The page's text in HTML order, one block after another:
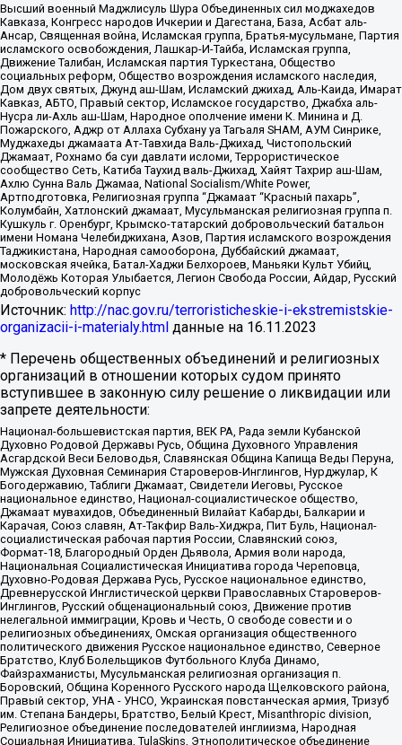
Высший военный Маджлисуль Шура Объединенных сил моджахедов
Кавказа, Конгресс народов Ичкерии и Дагестана, База, Асбат аль-
Ансар, Священная война, Исламская группа, Братья-мусульмане, Партия
исламского освобождения, Лашкар-И-Тайба, Исламская группа,
Движение Талибан, Исламская партия Туркестана, Общество
социальных реформ, Общество возрождения исламского наследия,
Дом двух святых, Джунд аш-Шам, Исламский джихад, Аль-Каида, Имарат
Кавказ, АБТО, Правый сектор, Исламское государство, Джабха аль-
Нусра ли-Ахль аш-Шам, Народное ополчение имени К. Минина и Д.
Пожарского, Аджр от Аллаха Субхану уа Тагьаля SHAM, АУМ Синрике,
Муджахеды джамаата Ат-Тавхида Валь-Джихад, Чистопольский
Джамаат, Рохнамо ба суи давлати исломи, Террористическое
сообщество Сеть, Катиба Таухид валь-Джихад, Хайят Тахрир аш-Шам,
Ахлю Сунна Валь Джамаа, National Socialism/White Power,
Артподготовка, Религиозная группа “Джамаат “Красный пахарь”,
Колумбайн, Хатлонский джамаат, Мусульманская религиозная группа п.
Кушкуль г. Оренбург, Крымско-татарский добровольческий батальон
имени Номана Челебиджихана, Азов, Партия исламского возрождения
Таджикистана, Народная самооборона, Дуббайский джамаат,
московская ячейка, Батал-Хаджи Белхороев, Маньяки Культ Убийц,
Молодёжь Которая Улыбается, Легион Свобода России, Айдар, Русский
добровольческий корпус
Источник: http://nac.gov.ru/terroristicheskie-i-ekstremistskie-
organizacii-i-materialy.html данные на 16.11.2023
* Перечень общественных объединений и религиозных
организаций в отношении которых судом принято
вступившее в законную силу решение о ликвидации или
запрете деятельности:
Национал-большевистская партия, ВЕК РА, Рада земли Кубанской
Духовно Родовой Державы Русь, Община Духовного Управления
Асгардской Веси Беловодья, Славянская Община Капища Веды Перуна,
Мужская Духовная Семинария Староверов-Инглингов, Нурджулар, К
Богодержавию, Таблиги Джамаат, Свидетели Иеговы, Русское
национальное единство, Национал-социалистическое общество,
Джамаат мувахидов, Объединенный Вилайат Кабарды, Балкарии и
Карачая, Союз славян, Ат-Такфир Валь-Хиджра, Пит Буль, Национал-
социалистическая рабочая партия России, Славянский союз,
Формат-18, Благородный Орден Дьявола, Армия воли народа,
Национальная Социалистическая Инициатива города Череповца,
Духовно-Родовая Держава Русь, Русское национальное единство,
Древнерусской Инглистической церкви Православных Староверов-
Инглингов, Русский общенациональный союз, Движение против
нелегальной иммиграции, Кровь и Честь, О свободе совести и о
религиозных объединениях, Омская организация общественного
политического движения Русское национальное единство, Северное
Братство, Клуб Болельщиков Футбольного Клуба Динамо,
Файзрахманисты, Мусульманская религиозная организация п.
Боровский, Община Коренного Русского народа Щелковского района,
Правый сектор, УНА - УНСО, Украинская повстанческая армия, Тризуб
им. Степана Бандеры, Братство, Белый Крест, Misanthropic division,
Религиозное объединение последователей инглиизма, Народная
Социальная Инициатива, TulaSkins, Этнополитическое объединение